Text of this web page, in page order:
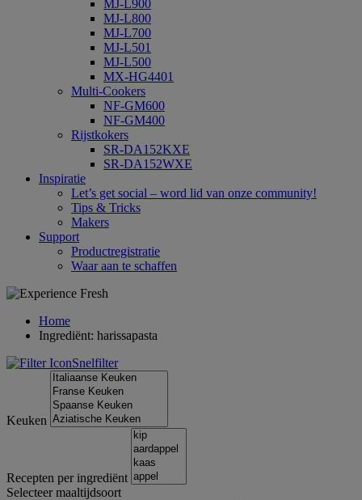
MJ-L900
MJ-L800
MJ-L700
MJ-L501
MJ-L500
MX-HG4401
Multi-Cookers
NF-GM600
NF-GM400
Rijstkokers
SR-DA152KXE
SR-DA152WXE
Inspiratie
Let’s get social – word lid van onze community!
Tips & Tricks
Makers
Support
Productregistratie
Waar aan te schaffen
Home
Ingrediënt: harissapasta
Snelfilter
Keuken
Recepten per ingrediënt
Selecteer maaltijdsoort